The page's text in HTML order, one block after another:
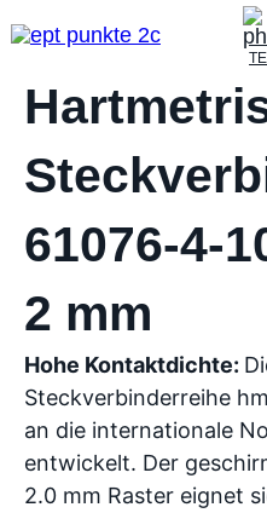
61076-4-
2 mm
Hohe Kontaktdichte:
Steckverbinderreihe
an die internationale
entwickelt. Der
2.0 mm Raster eignet